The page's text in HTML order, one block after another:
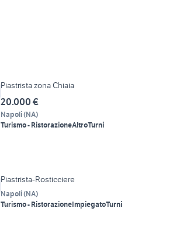
Piastrista zona Chiaia
20.000 €
Napoli(NA)
Turismo - RistorazioneAltroTurni
Piastrista-Rosticciere
Napoli(NA)
Turismo - RistorazioneImpiegatoTurni